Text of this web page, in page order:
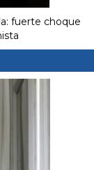
fuerte choque